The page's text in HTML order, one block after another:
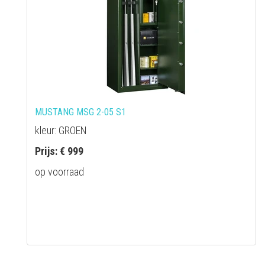
MUSTANG MSG 2-05 S1
kleur: GROEN
Prijs: € 999
op voorraad